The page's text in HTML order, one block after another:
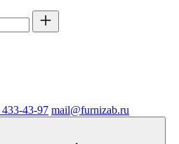
43-97 mail@furnizab.ru